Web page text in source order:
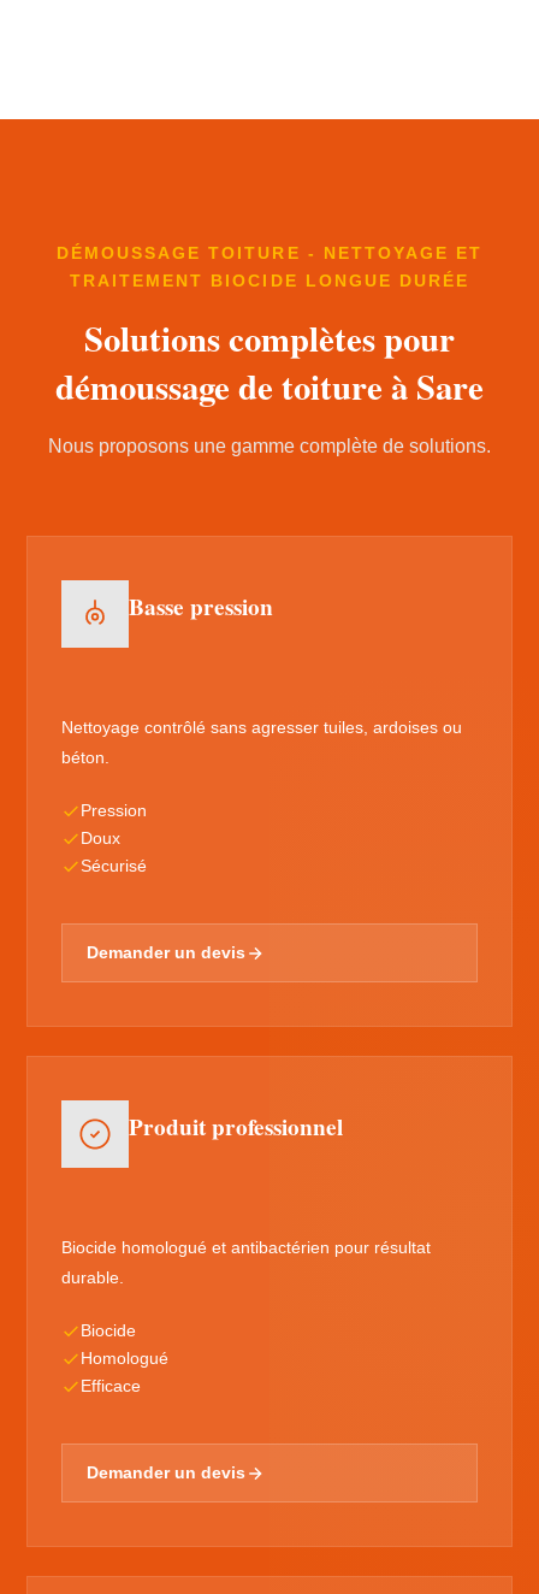
DÉMOUSSAGE TOITURE - NETTOYAGE ET
TRAITEMENT BIOCIDE LONGUE DURÉE
Solutions complètes pour
démoussage de toiture à Sare
Nous proposons une gamme complète de solutions.
Basse pression
Nettoyage contrôlé sans agresser tuiles, ardoises ou
béton.
Pression
Doux
Sécurisé
Demander un devis
Produit professionnel
Biocide homologué et antibactérien pour résultat
durable.
Biocide
Homologué
Efficace
Demander un devis